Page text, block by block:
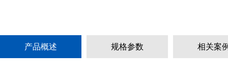
产品概述 规格参数 相关案